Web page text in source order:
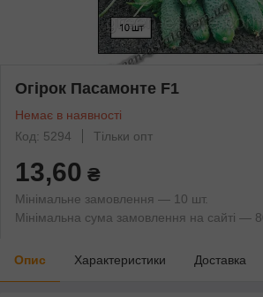
Огірок Пасамонте F1
Немає в наявності
Код: 5294
Тільки опт
13,60 ₴
Мінімальне замовлення — 10 шт.
Мінімальна сума замовлення на сайті —
Опис Характеристики Доставка